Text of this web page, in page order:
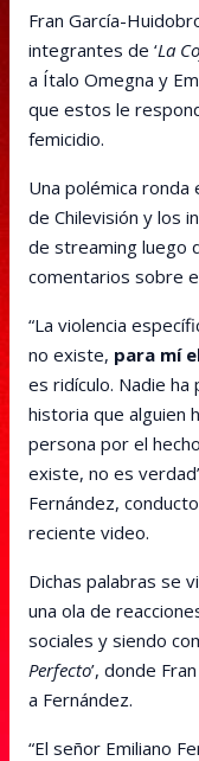
Fran García-
integrantes de ‘La
a Ítalo Omegna y
que estos le
femicidio.
Una polémica ronda
de Chilevisión y los
de streaming luego
comentarios sobre
“La violencia
no existe, para mí
es ridículo. Nadie
historia que alguien
persona por el
existe, no es
Fernández,
reciente video.
Dichas palabras se
una ola de
sociales y siendo
Perfecto’, donde
a Fernández.
“El señor Emiliano